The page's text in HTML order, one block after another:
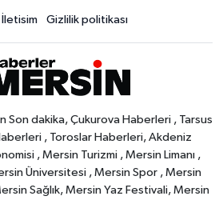
İletisim Gizlilik politikası
Son dakika, Çukurova Haberleri , Tarsus
, Toroslar Haberleri, Akdeniz
, Mersin Turizmi , Mersin Limanı ,
Üniversitesi , Mersin Spor , Mersin
Sağlık, Mersin Yaz Festivali, Mersin